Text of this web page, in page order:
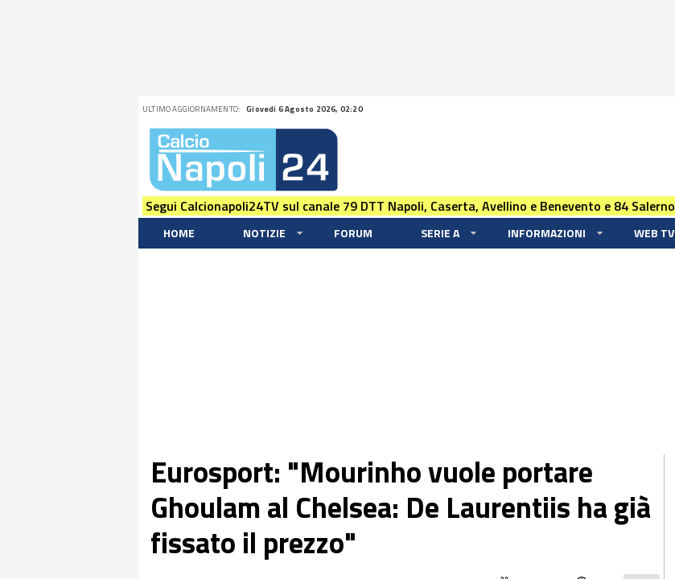
ULTIMO AGGIORNAMENTO: Giovedi 6 Agosto 2026, 02:20
Segui Calcionapoli24TV sul canale 79 DTT Napoli, Caserta, Avellino e Benevento e 84 Salerno
HOME NOTIZIE FORUM SERIE A INFORMAZIONI WEB TV
Eurosport: "Mourinho vuole portare
Ghoulam al Chelsea: De Laurentiis ha già
fissato il prezzo"